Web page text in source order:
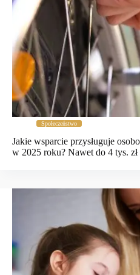
Społeczeństwo
Jakie wsparcie przysługuje
w 2025 roku? Nawet do 4 tys. zł